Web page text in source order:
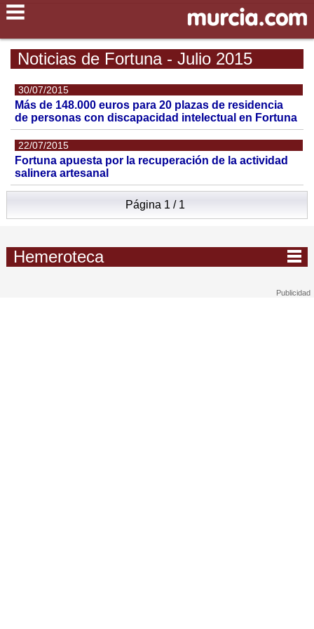
Noticias de Fortuna - Julio 2015
30/07/2015
Más de 148.000 euros para 20 plazas de residencia
de personas con discapacidad intelectual en Fortuna
22/07/2015
Fortuna apuesta por la recuperación de la actividad
salinera artesanal
Página 1 / 1
Hemeroteca